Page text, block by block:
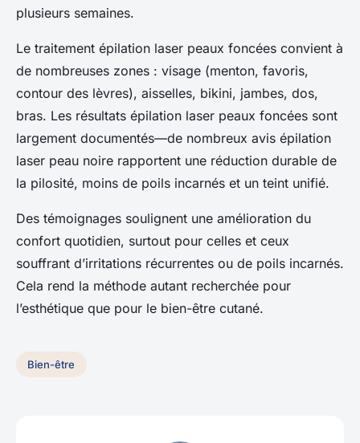
plusieurs semaines.
Le traitement épilation laser peaux foncées convient à
de nombreuses zones : visage (menton, favoris,
contour des lèvres), aisselles, bikini, jambes, dos,
bras. Les résultats épilation laser peaux foncées sont
largement documentés—de nombreux avis épilation
laser peau noire rapportent une réduction durable de
la pilosité, moins de poils incarnés et un teint unifié.
Des témoignages soulignent une amélioration du
confort quotidien, surtout pour celles et ceux
souffrant d’irritations récurrentes ou de poils incarnés.
Cela rend la méthode autant recherchée pour
l’esthétique que pour le bien-être cutané.
Bien-être